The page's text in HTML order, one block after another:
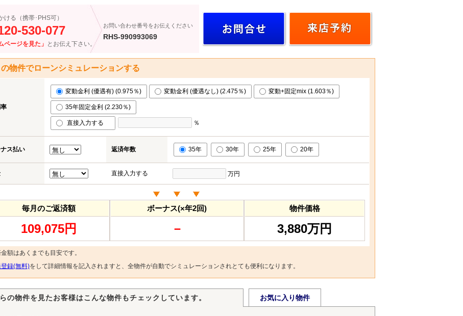
ける（携帯･PHS可）
530-077
ページを見た」 とお伝え下さい。
お問い合わせ番号をお伝えください
RHS-990993069
の物件でローンシミュレーションする
変動金利 (優遇有) (0.975％) 変動金利 (優遇なし) (2.475％) 変動+固定mix (1.603％)
35年固定金利 (2.230％)
直接入力する ％
ス払い 返済年数 35年 30年 25年 20年
直接入力する 万円
毎月のご返済額
109,075円
ボーナス(×年2回)
－
物件価格
3,880万円
額はあくまでも目安です。
録(無料)をして詳細情報を記入されますと、全物件が自動でシミュレーションされとても便利になります。
の物件を見たお客様はこんな物件もチェックしています。 お気に入り物件